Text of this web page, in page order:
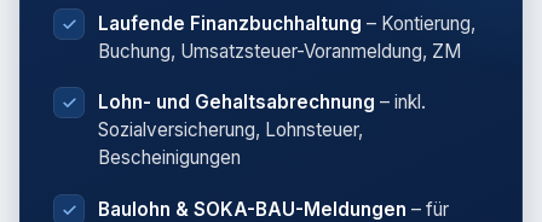
Laufende Finanzbuchhaltung – Kontierung,
Buchung, Umsatzsteuer-Voranmeldung, ZM
Lohn- und Gehaltsabrechnung – inkl.
Sozialversicherung, Lohnsteuer,
Bescheinigungen
Baulohn & SOKA-BAU-Meldungen – für